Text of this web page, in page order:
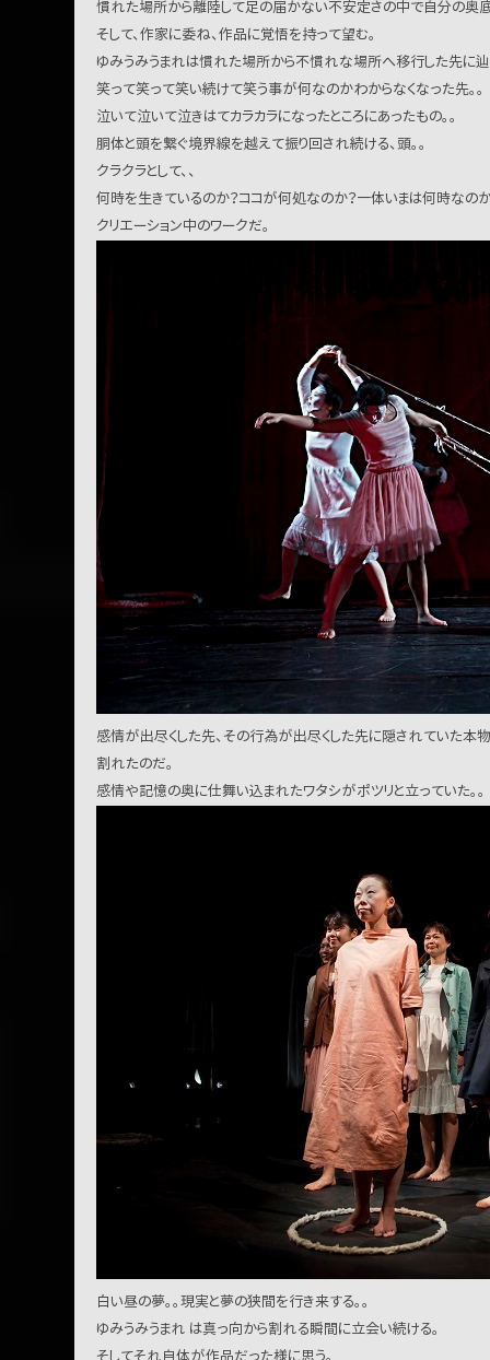
慣れた場所から離陸して足の届かない不安定さの中で自分の奥
そして、作家に委ね、作品に覚悟を持って望む。
ゆみうみうまれは慣れた場所から不慣れな場所へ移行した先に辿り
笑って笑って笑い続けて笑う事が何なのかわからなくなった先。。
泣いて泣いて泣きはてカラカラになったところにあったもの。。
胴体と頭を繋ぐ境界線を越えて振り回され続ける、頭。。
クラクラとして、、
何時を生きているのか？ココが何処なのか？一体いまは何時なのか
クリエーション中のワークだ。
感情が出尽くした先、その行為が出尽くした先に隠されていた本
割れたのだ。
感情や記憶の奥に仕舞い込まれたワタシがポツリと立っていた。。
白い昼の夢。。現実と夢の狭間を行き来する。。
ゆみうみうまれ は真っ向から割れる瞬間に立会い続ける。